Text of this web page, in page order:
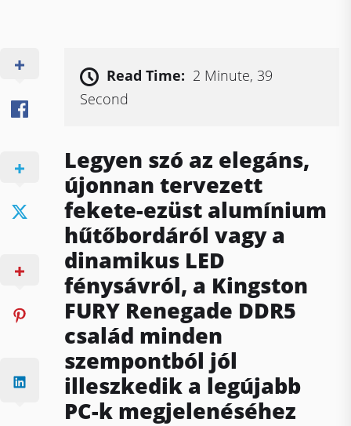
Read Time: 2 Minute, 39
Second
Legyen szó az elegáns,
újonnan tervezett
fekete-ezüst alumínium
hűtőbordáról vagy a
dinamikus LED
fénysávról, a Kingston
FURY Renegade DDR5
család minden
szempontból jól
illeszkedik a legújabb
PC-k megjelenéséhez